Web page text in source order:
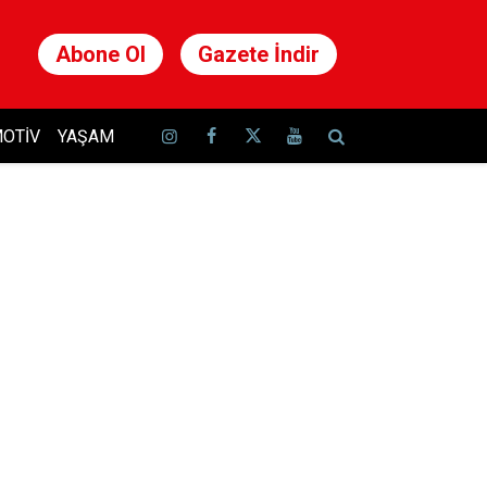
Abone Ol Gazete İndir
YAŞAM